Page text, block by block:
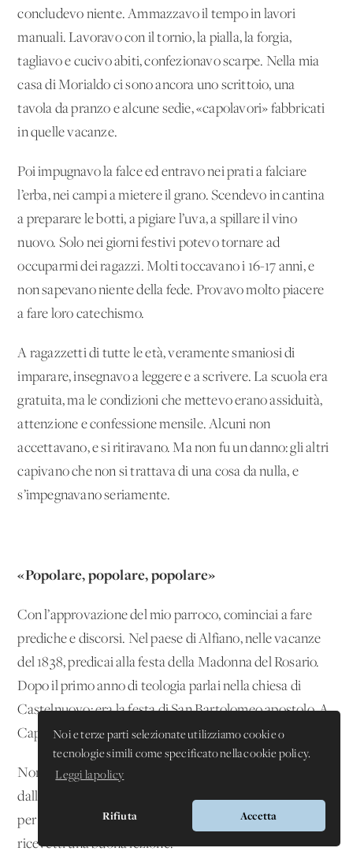
Noi e terze parti selezionate utilizziamo cookie o
tecnologie simili come specificato nella cookie policy.
Leggi la policy
Rifiuta Accetta
concludevo niente. Ammazzavo il tempo in lavori
manuali. Lavoravo con il tornio, la pialla, la forgia,
tagliavo e cucivo abiti, confezionavo scarpe. Nella mia
casa di Morialdo ci sono ancora uno scrittoio, una
tavola da pranzo e alcune sedie, «capolavori» fabbricati
in quelle vacanze.
Poi impugnavo la falce ed entravo nei prati a falciare
l’erba, nei campi a mietere il grano. Scendevo in cantina
a preparare le botti, a pigiare l’uva, a spillare il vino
nuovo. Solo nei giorni festivi potevo tornare ad
occuparmi dei ragazzi. Molti toccavano i 16-17 anni, e
non sapevano niente della fede. Provavo molto piacere
a fare loro catechismo.
A ragazzetti di tutte le età, veramente smaniosi di
imparare, insegnavo a leggere e a scrivere. La scuola era
gratuita, ma le condizioni che mettevo erano assiduità,
attenzione e confessione mensile. Alcuni non
accettavano, e si ritiravano. Ma non fu un danno: gli altri
capivano che non si trattava di una cosa da nulla, e
s’impegnavano seriamente.
«Popolare, popolare, popolare»
Con l’approvazione del mio parroco, cominciai a fare
prediche e discorsi. Nel paese di Alfiano, nelle vacanze
del 1838, predicai alla festa della Madonna del Rosario.
Dopo il primo anno di teologia parlai nella chiesa di
Castelnuovo: era la festa di San Bartolomeo apostolo. A
Capriglio predicai per la Natività della Madonna.
Non so quale nutrimento spirituale ricevesse la gente
dalle mie prediche. Dappertutto mi applaudivano, e finii
per lasciarmi guidare dalla vanità. Ma un giorno
ricevetti una buona lezione.